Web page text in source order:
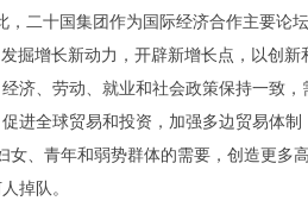
二十国集团作为国际经济合作主要论
增长新动力，开辟新增长点，以创
、劳动、就业和社会政策保持一致
全球贸易和投资，加强多边贸易体
、青年和弱势群体的需要，创造更多
掉队。